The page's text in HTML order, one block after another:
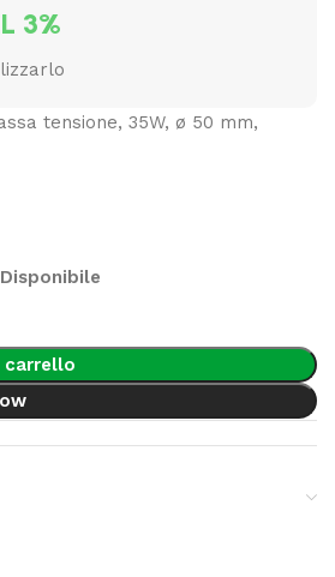
3%
tensione, 35W, ø 50 mm,
Disponibile
carrello